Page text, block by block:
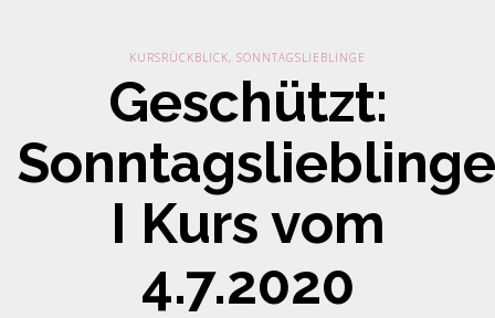
KURSRÜCKBLICK, SONNTAGSLIEBLINGE
Geschützt:
Sonntagslieblinge
I Kurs vom
4.7.2020